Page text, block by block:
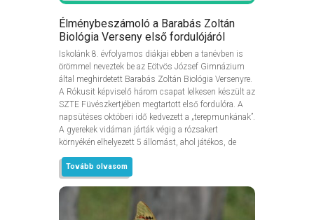
Élménybeszámoló a Barabás Zoltán
Biológia Verseny első fordulójáról
Iskolánk 8. évfolyamos diákjai ebben a tanévben is
örömmel neveztek be az Eötvös József Gimnázium
által meghirdetett Barabás Zoltán Biológia Versenyre.
A Rókusit képviselő három csapat lelkesen készült az
SZTE Füvészkertjében megtartott első fordulóra. A
napsütéses októberi idő kedvezett a „terepmunkának”.
A gyerekek vidáman járták végig a rózsakert
környékén elhelyezett 5 állomást, ahol játékos, de
Tovább olvasom